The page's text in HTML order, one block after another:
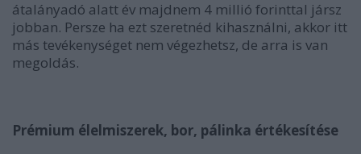
átalányadó alatt év majdnem 4 millió forinttal jársz
jobban. Persze ha ezt szeretnéd kihasználni, akkor itt
más tevékenységet nem végezhetsz, de arra is van
megoldás.
Prémium élelmiszerek, bor, pálinka értékesítése